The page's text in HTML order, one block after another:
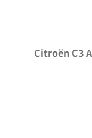
Citroën C3